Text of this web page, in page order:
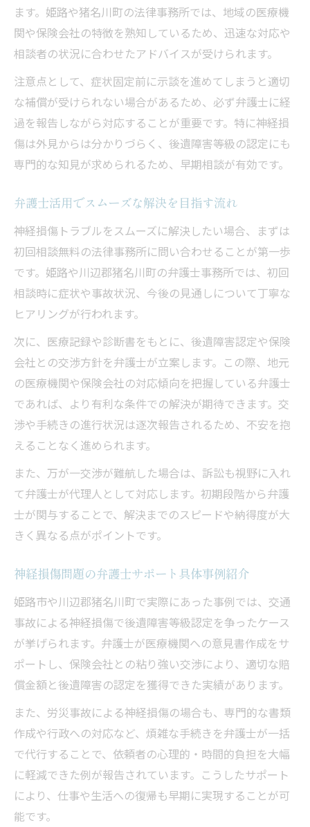
ます。姫路や猪名川町の法律事務所では、地域の医療機
関や保険会社の特徴を熟知しているため、迅速な対応や
相談者の状況に合わせたアドバイスが受けられます。
注意点として、症状固定前に示談を進めてしまうと適切
な補償が受けられない場合があるため、必ず弁護士に経
過を報告しながら対応することが重要です。特に神経損
傷は外見からは分かりづらく、後遺障害等級の認定にも
専門的な知見が求められるため、早期相談が有効です。
弁護士活用でスムーズな解決を目指す流れ
神経損傷トラブルをスムーズに解決したい場合、まずは
初回相談無料の法律事務所に問い合わせることが第一歩
です。姫路や川辺郡猪名川町の弁護士事務所では、初回
相談時に症状や事故状況、今後の見通しについて丁寧な
ヒアリングが行われます。
次に、医療記録や診断書をもとに、後遺障害認定や保険
会社との交渉方針を弁護士が立案します。この際、地元
の医療機関や保険会社の対応傾向を把握している弁護士
であれば、より有利な条件での解決が期待できます。交
渉や手続きの進行状況は逐次報告されるため、不安を抱
えることなく進められます。
また、万が一交渉が難航した場合は、訴訟も視野に入れ
て弁護士が代理人として対応します。初期段階から弁護
士が関与することで、解決までのスピードや納得度が大
きく異なる点がポイントです。
神経損傷問題の弁護士サポート具体事例紹介
姫路市や川辺郡猪名川町で実際にあった事例では、交通
事故による神経損傷で後遺障害等級認定を争ったケース
が挙げられます。弁護士が医療機関への意見書作成をサ
ポートし、保険会社との粘り強い交渉により、適切な賠
償金額と後遺障害の認定を獲得できた実績があります。
また、労災事故による神経損傷の場合も、専門的な書類
作成や行政への対応など、煩雑な手続きを弁護士が一括
で代行することで、依頼者の心理的・時間的負担を大幅
に軽減できた例が報告されています。こうしたサポート
により、仕事や生活への復帰も早期に実現することが可
能です。